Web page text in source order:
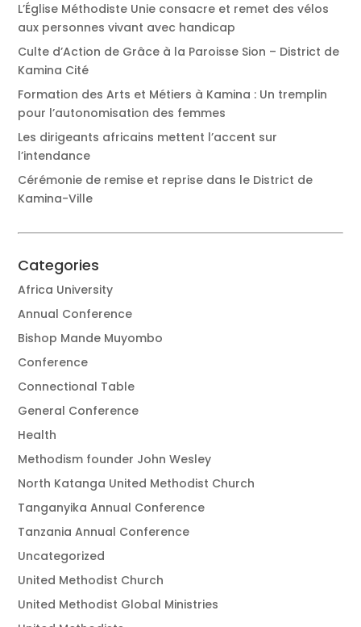
L’Église Méthodiste Unie consacre et remet des vélos
aux personnes vivant avec handicap
Culte d’Action de Grâce à la Paroisse Sion – District de
Kamina Cité
Formation des Arts et Métiers à Kamina : Un tremplin
pour l’autonomisation des femmes
Les dirigeants africains mettent l’accent sur
l’intendance
Cérémonie de remise et reprise dans le District de
Kamina-Ville
Categories
Africa University
Annual Conference
Bishop Mande Muyombo
Conference
Connectional Table
General Conference
Health
Methodism founder John Wesley
North Katanga United Methodist Church
Tanganyika Annual Conference
Tanzania Annual Conference
Uncategorized
United Methodist Church
United Methodist Global Ministries